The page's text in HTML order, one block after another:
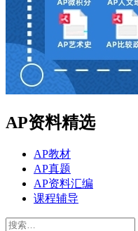
AP资料精选
AP教材
AP真题
AP资料汇编
课程辅导
搜